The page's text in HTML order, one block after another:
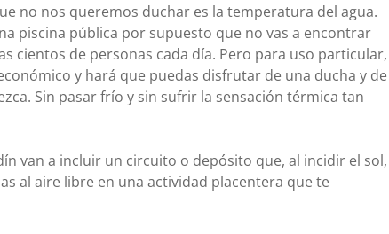
no nos queremos duchar es la temperatura del agua.
piscina pública por supuesto que no vas a encontrar
cientos de personas cada día. Pero para uso particular,
y hará que puedas disfrutar de una ducha y de
Sin pasar frío y sin sufrir la sensación térmica tan
van a incluir un circuito o depósito que, al incidir el sol,
al aire libre en una actividad placentera que te